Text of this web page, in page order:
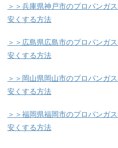
＞＞兵庫県神戸市のプロパンガ
安くする方法
＞＞広島県広島市のプロパンガ
安くする方法
＞＞岡山県岡山市のプロパンガ
安くする方法
＞＞福岡県福岡市のプロパンガ
安くする方法